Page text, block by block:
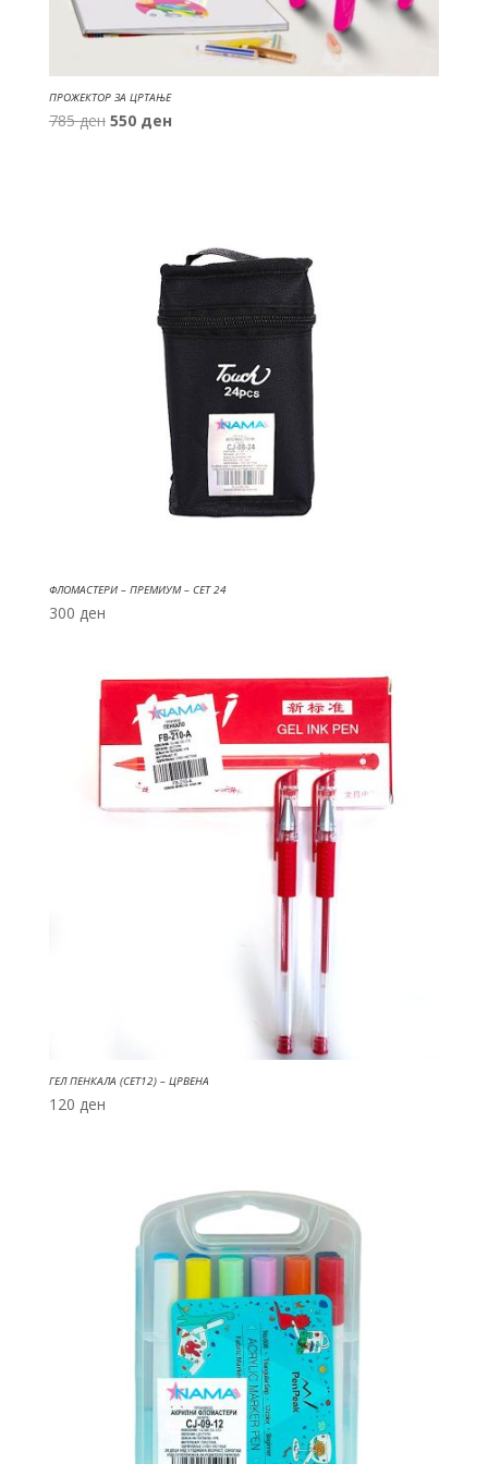
ПРОЖЕКТОР ЗА ЦРТАЊЕ
785ден Original
550 денCurrent
ФЛОМАСТЕРИ – ПРЕМИУМ – СЕТ 24
300 ден
ГЕЛ ПЕНКАЛА (СЕТ12) – ЦРВЕНА
120 ден